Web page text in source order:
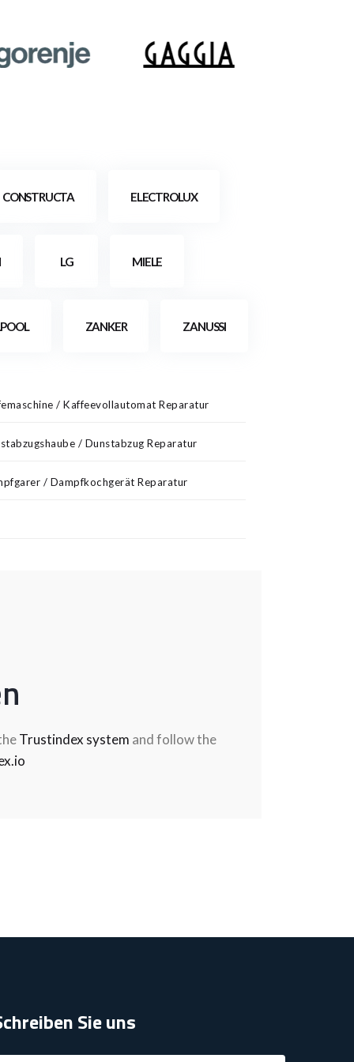
CONSTRUCTA ELECTROLUX
LG MIELE
ZANKER ZANUSSI
/ Kaffeevollautomat Reparatur
/ Dunstabzug Reparatur
/ Dampfkochgerät Reparatur
Trustindex system and follow the
Sie uns